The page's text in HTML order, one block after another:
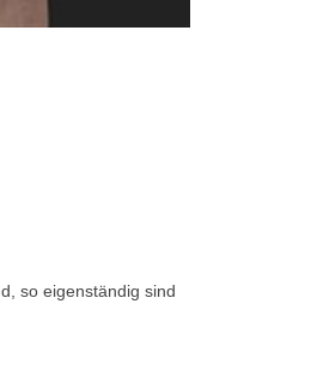
so eigenständig sind